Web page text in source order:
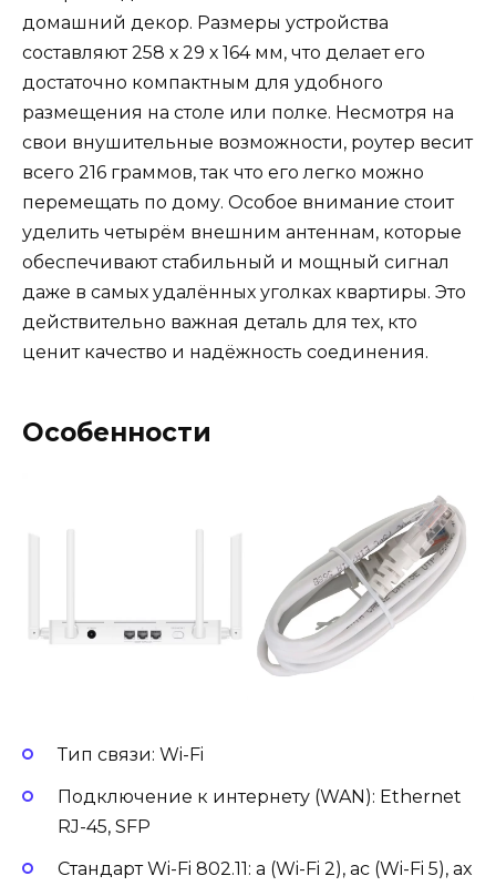
домашний декор. Размеры устройства
составляют 258 х 29 х 164 мм, что делает его
достаточно компактным для удобного
размещения на столе или полке. Несмотря на
свои внушительные возможности, роутер весит
всего 216 граммов, так что его легко можно
перемещать по дому. Особое внимание стоит
уделить четырём внешним антеннам, которые
обеспечивают стабильный и мощный сигнал
даже в самых удалённых уголках квартиры. Это
действительно важная деталь для тех, кто
ценит качество и надёжность соединения.
Особенности
Тип связи: Wi-Fi
Подключение к интернету (WAN): Ethernet
RJ-45, SFP
Стандарт Wi-Fi 802.11: a (Wi-Fi 2), ac (Wi-Fi 5), ax